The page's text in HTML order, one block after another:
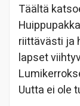
Täältä
riittävästi ja
lapset
Uutta ei ole